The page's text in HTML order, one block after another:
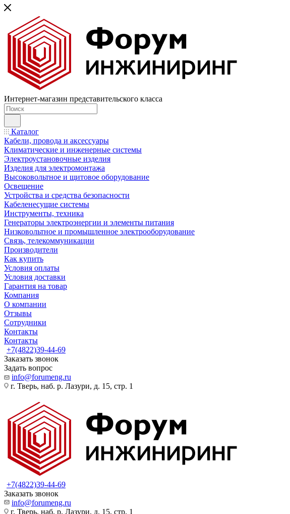
Интернет-магазин представительского класса
Каталог
Кабели, провода и аксессуары
Климатические и инженерные системы
Электроустановочные изделия
Изделия для электромонтажа
Высоковольтное и щитовое оборудование
Освещение
Устройства и средства безопасности
Кабеленесущие системы
Инструменты, техника
Генераторы электроэнергии и элементы питания
Низковольтное и промышленное электрооборудование
Связь, телекоммуникации
Производители
Как купить
Условия оплаты
Условия доставки
Гарантия на товар
Компания
О компании
Отзывы
Сотрудники
Контакты
Контакты
+7(4822)39-44-69
Заказать звонок
Задать вопрос
info@forumeng.ru
г. Тверь, наб. р. Лазури, д. 15, стр. 1
+7(4822)39-44-69
Заказать звонок
info@forumeng.ru
г. Тверь, наб. р. Лазури, д. 15, стр. 1